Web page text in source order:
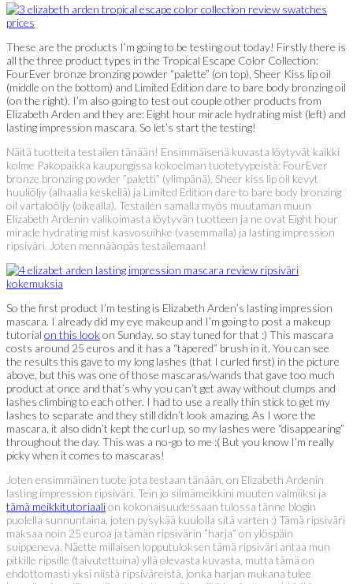
These are the products I’m going to be testing out today! Firstly there is
all the three product types in the Tropical Escape Color Collection:
FourEver bronze bronzing powder “palette” (on top), Sheer Kiss lip oil
(middle on the bottom) and Limited Edition dare to bare body bronzing oil
(on the right). I’m also going to test out couple other products from
Elizabeth Arden and they are: Eight hour miracle hydrating mist (left) and
lasting impression mascara. So let’s start the testing!
Näitä tuotteita testailen tänään! Ensimmäisenä kuvasta löytyvät kaikki
kolme Pakopaikka kaupungissa kokoelman tuotetyypeistä: FourEver
bronze bronzing powder ”paletti” (ylimpänä), Sheer kiss lip oil kevyt
huuliöljy (alhaalla keskellä) ja Limited Edition dare to bare body bronzing
oil vartaloöljy (oikealla). Testailen samalla myös muutaman muun
Elizabeth Ardenin valikoimasta löytyvän tuotteen ja ne ovat Eight hour
miracle hydrating mist kasvosuihke (vasemmalla) ja lasting impression
ripsiväri. Joten mennäänpäs testailemaan!
So the first product I’m testing is Elizabeth Arden’s lasting impression
mascara. I already did my eye makeup and I’m going to post a makeup
tutorial on this look on Sunday, so stay tuned for that :) This mascara
costs around 25 euros and it has a “tapered” brush in it. You can see
the results this gave to my long lashes (that I curled first) in the picture
above, but this was one of those mascaras/wands that gave too much
product at once and that’s why you can’t get away without clumps and
lashes climbing to each other. I had to use a really thin stick to get my
lashes to separate and they still didn’t look amazing. As I wore the
mascara, it also didn’t kept the curl up, so my lashes were “disappearing”
throughout the day. This was a no-go to me :( But you know I’m really
picky when it comes to mascaras!
Joten ensimmäinen tuote jota testaan tänään, on Elizabeth Ardenin
lasting impression ripsiväri. Tein jo silmämeikkini muuten valmiiksi ja
tämä meikkitutoriaalion kokonaisuudessaan tulossa tänne blogin
puolella sunnuntaina, joten pysykää kuulolla sitä varten :) Tämä ripsiväri
maksaa noin 25 euroa ja tämän ripsivärin ”harja” on ylöspäin
suippeneva. Näette millaisen lopputuloksen tämä ripsiväri antaa mun
pitkille ripsille (taivutettuina) yllä olevasta kuvasta, mutta tämä on
ehdottomasti yksi niistä ripsiväreistä, jonka harjan mukana tulee